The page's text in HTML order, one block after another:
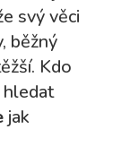
svý věci
běžný
Kdo
jak